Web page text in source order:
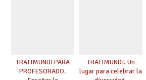
TRATIMUNDI PARA
PROFESORADO.
TRATIMUNDI. Un
lugar para celebrar la